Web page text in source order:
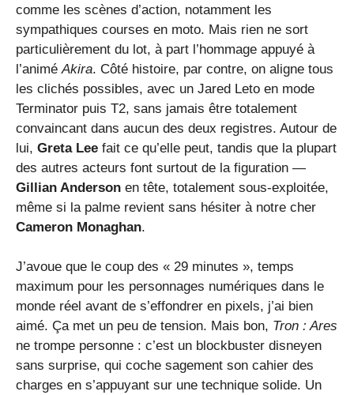
comme les scènes d’action, notamment les
sympathiques courses en moto. Mais rien ne sort
particulièrement du lot, à part l’hommage appuyé à
l’animé Akira. Côté histoire, par contre, on aligne tous
les clichés possibles, avec un Jared Leto en mode
Terminator puis T2, sans jamais être totalement
convaincant dans aucun des deux registres. Autour de
lui, Greta Lee fait ce qu’elle peut, tandis que la plupart
des autres acteurs font surtout de la figuration —
Gillian Anderson en tête, totalement sous-exploitée,
même si la palme revient sans hésiter à notre cher
Cameron Monaghan.
J’avoue que le coup des « 29 minutes », temps
maximum pour les personnages numériques dans le
monde réel avant de s’effondrer en pixels, j’ai bien
aimé. Ça met un peu de tension. Mais bon, Tron : Ares
ne trompe personne : c’est un blockbuster disneyen
sans surprise, qui coche sagement son cahier des
charges en s’appuyant sur une technique solide. Un